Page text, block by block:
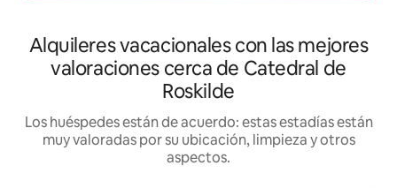
Alquileres vacacionales con las mejores
valoraciones cerca de Catedral de
Roskilde
Los huéspedes están de acuerdo: estas estadías están
muy valoradas por su ubicación, limpieza y otros
aspectos.